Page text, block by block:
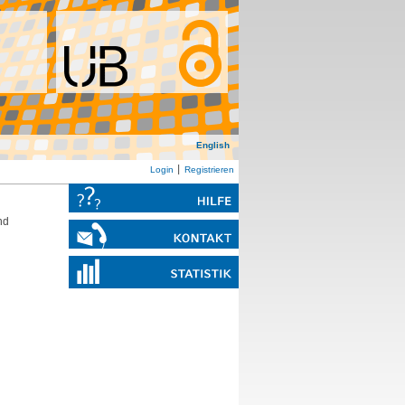
English
Login Registrieren